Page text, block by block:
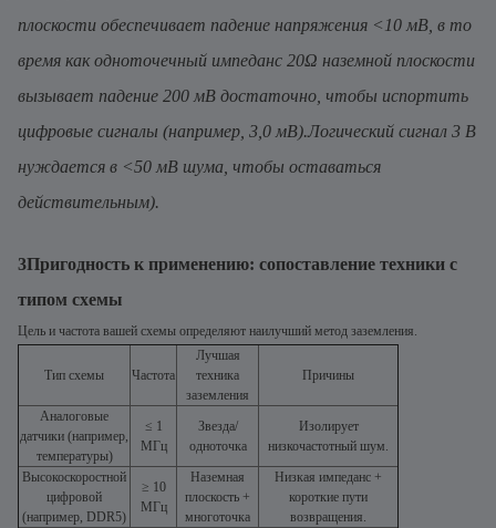
плоскости обеспечивает падение напряжения <10 мВ, в то
время как одноточечный импеданс 20Ω наземной плоскости
вызывает падение 200 мВ достаточно, чтобы испортить
цифровые сигналы (например, 3,0 мВ).Логический сигнал 3 В
нуждается в <50 мВ шума, чтобы оставаться
действительным).
3Пригодность к применению: сопоставление техники с
типом схемы
Цель и частота вашей схемы определяют наилучший метод заземления.
Тип схемы Частота
Лучшая
техника
заземления
Причины
Аналоговые
датчики (например,
температуры)
≤ 1
МГц
Звезда/
одноточка
Изолирует
низкочастотный шум.
Высокоскоростной
цифровой
(например, DDR5)
≥ 10
МГц
Наземная
плоскость +
многоточка
Низкая импеданс +
короткие пути
возвращения.